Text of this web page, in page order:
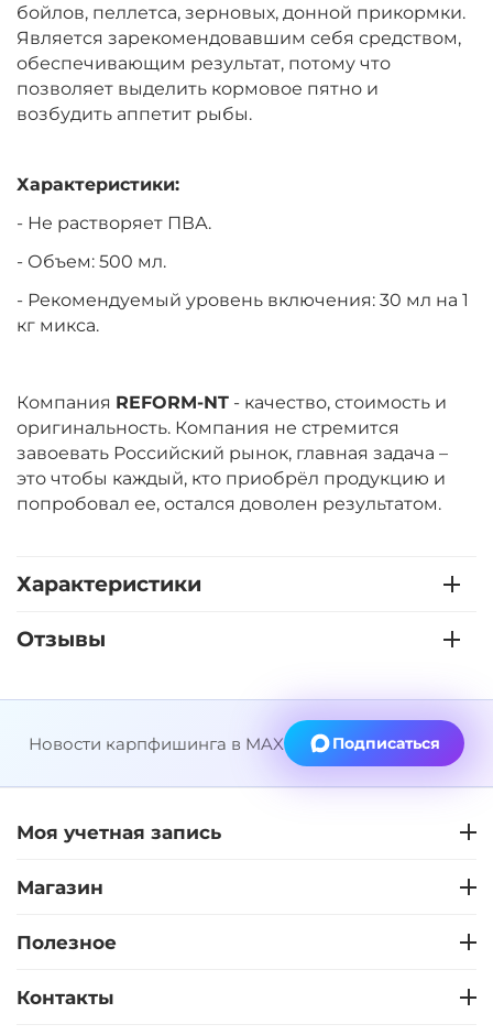
бойлов, пеллетса, зерновых, донной прикормки.
Является зарекомендовавшим себя средством,
обеспечивающим результат, потому что
позволяет выделить кормовое пятно и
возбудить аппетит рыбы.
Характеристики:
- Не растворяет ПВА.
- Объем: 500 мл.
- Рекомендуемый уровень включения: 30 мл на 1
кг микса.
Компания REFORM-NT - качество, стоимость и
оригинальность. Компания не стремится
завоевать Российский рынок, главная задача –
это чтобы каждый, кто приобрёл продукцию и
попробовал ее, остался доволен результатом.
Характеристики
Отзывы
Новости карпфишинга в MAX Подписаться
Моя учетная запись
Магазин
Полезное
Контакты